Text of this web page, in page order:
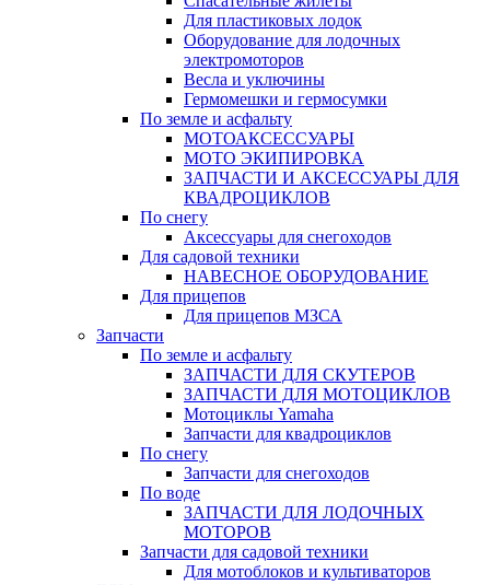
Для пластиковых лодок
Оборудование для лодочных
электромоторов
Весла и уключины
Гермомешки и гермосумки
По земле и асфальту
МОТОАКСЕССУАРЫ
МОТО ЭКИПИРОВКА
ЗАПЧАСТИ И АКСЕССУАРЫ ДЛЯ
КВАДРОЦИКЛОВ
По снегу
Аксессуары для снегоходов
Для садовой техники
НАВЕСНОЕ ОБОРУДОВАНИЕ
Для прицепов
Для прицепов МЗСА
Запчасти
По земле и асфальту
ЗАПЧАСТИ ДЛЯ СКУТЕРОВ
ЗАПЧАСТИ ДЛЯ МОТОЦИКЛОВ
Мотоциклы Yamaha
Запчасти для квадроциклов
По снегу
Запчасти для снегоходов
По воде
ЗАПЧАСТИ ДЛЯ ЛОДОЧНЫХ
МОТОРОВ
Запчасти для садовой техники
Для мотоблоков и культиваторов